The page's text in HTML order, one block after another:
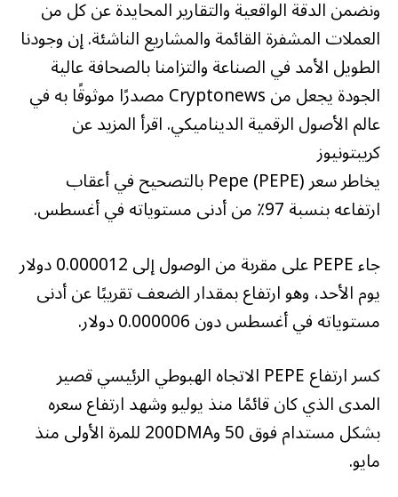
ونضمن الدقة الواقعية والتقارير المحايدة عن كل من
العملات المشفرة القائمة والمشاريع الناشئة. إن وجودنا
الطويل الأمد في الصناعة والتزامنا بالصحافة عالية
الجودة يجعل من Cryptonews مصدرًا موثوقًا به في
عالم الأصول الرقمية الديناميكي. اقرأ المزيد عن
كريبتونيوز
يخاطر سعر Pepe (PEPE) بالتصحيح في أعقاب
ارتفاعه بنسبة 97٪ من أدنى مستوياته في أغسطس.
جاء PEPE على مقربة من الوصول إلى 0.000012 دولار
يوم الأحد، وهو ارتفاع بمقدار الضعف تقريبًا عن أدنى
مستوياته في أغسطس دون 0.000006 دولار.
كسر ارتفاع PEPE الاتجاه الهبوطي الرئيسي قصير
المدى الذي كان قائمًا منذ يوليو وشهد ارتفاع سعره
بشكل مستدام فوق 50 و200DMA للمرة الأولى منذ
مايو.